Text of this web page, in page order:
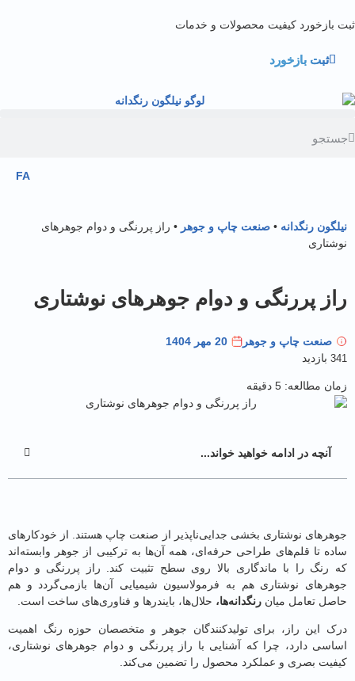
کیفیت محصولات و خدمات
ثبت بازخورد
رنگدانه• صنعت چاپ و جوهر•راز پررنگی و دوام جوهرهای
پررنگی و دوام جوهرهای نوشتاری
صنعت چاپ و جوهر 20 مهر 1404
بازدید
مطالعه: 5 دقیقه
آنچه در ادامه خواهید خواند...
نوشتاری بخشی جدایی‌ناپذیر از صنعت چاپ هستند. از خودکارهای
تا قلم‌های طراحی حرفه‌ای، همه آن‌ها به ترکیبی از جوهر وابسته‌اند
را با ماندگاری بالا روی سطح تثبیت کند. راز پررنگی و دوام
نوشتاری هم به فرمولاسیون شیمیایی آن‌ها بازمی‌گردد و هم
تعامل میان رنگدانه‌ها، حلال‌ها، بایندرها و فناوری‌های ساخت است.
این راز، برای تولیدکنندگان جوهر و متخصصان حوزه رنگ اهمیت
دارد، چرا که آشنایی با راز پررنگی و دوام جوهرهای نوشتاری،
بصری و عملکرد محصول را تضمین می‌کند.